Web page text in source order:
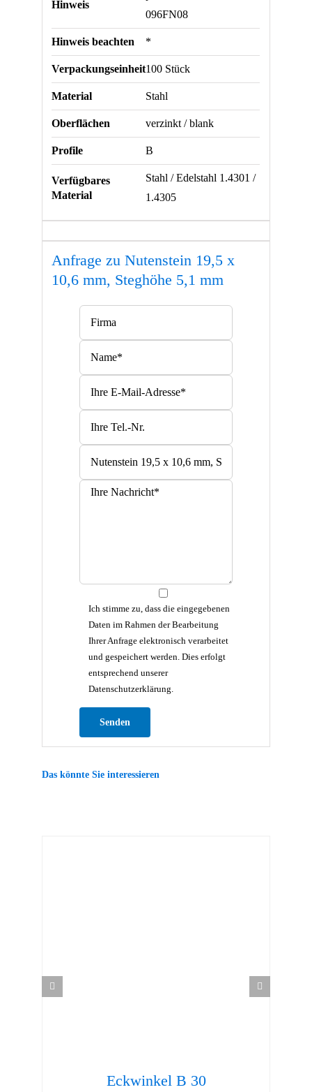
Hinweis
096FN08
Hinweis beachten *
Verpackungseinheit100 Stück
Material Stahl
Oberflächen verzinkt / blank
Profile B
Verfügbares
Material
Stahl / Edelstahl 1.4301 /
1.4305
Anfrage zu Nutenstein 19,5 x
10,6 mm, Steghöhe 5,1 mm
Ich stimme zu, dass die eingegebenen
Daten im Rahmen der Bearbeitung
Ihrer Anfrage elektronisch verarbeitet
und gespeichert werden. Dies erfolgt
entsprechend unserer
Datenschutzerklärung.
Das könnte Sie interessieren
Eckwinkel B 30